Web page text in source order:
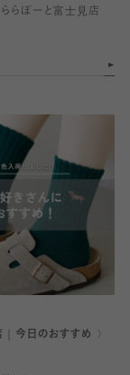
ららぽーと富士見店
｜今日のおすすめ 〉